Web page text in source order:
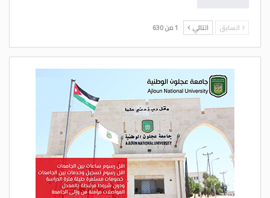
السابق التالي 1 من 630